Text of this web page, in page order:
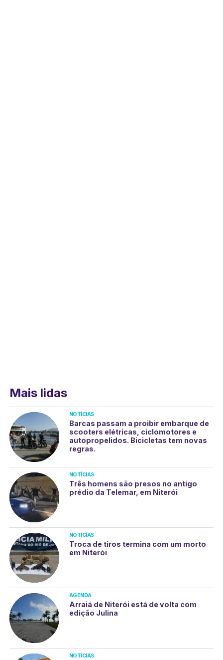
Mais lidas
NOTÍCIAS
Barcas passam a proibir embarque de
scooters elétricas, ciclomotores e
autopropelidos. Bicicletas tem novas
regras.
NOTÍCIAS
Três homens são presos no antigo
prédio da Telemar, em Niterói
NOTÍCIAS
Troca de tiros termina com um morto
em Niterói
AGENDA
Arraiá de Niterói está de volta com
edição Julina
NOTÍCIAS